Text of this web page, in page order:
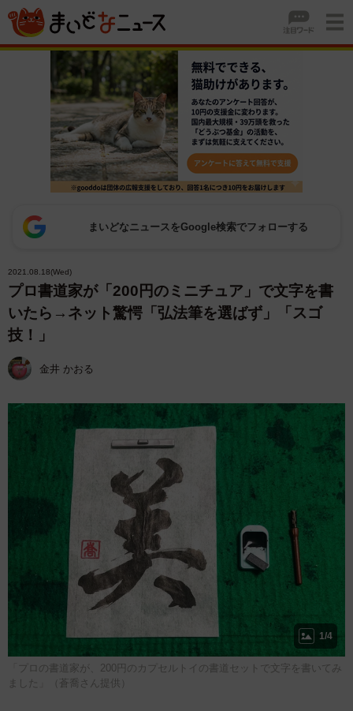
まいどなニュースをGoogle検索でフォローする
2021.08.18(Wed)
プロ書道家が「200円のミニチュア」で文字を書
いたら→ネット驚愕「弘法筆を選ばず」「スゴ
技！」
金井 かおる
1/4
「プロの書道家が、200円のカプセルトイの書道セットで文字を書いてみ
ました」（蒼喬さん提供）